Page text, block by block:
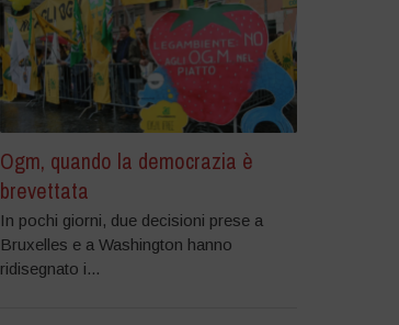
Ogm, quando la democrazia è
brevettata
In pochi giorni, due decisioni prese a
Bruxelles e a Washington hanno
ridisegnato i...